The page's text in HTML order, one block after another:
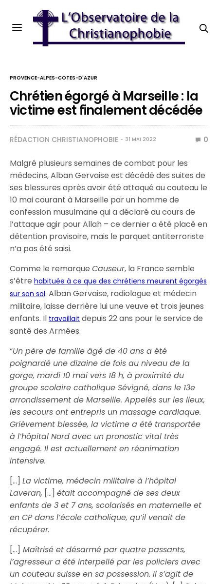
PROVENCE-ALPES-COTES-D'AZUR
Chrétien égorgé à Marseille : la
victime est finalement décédée
RÉDACTION CHRISTIANOPHOBIE 31 MAI 2022 0
Malgré plusieurs semaines de combat pour les
médecins, Alban Gervaise est décédé des suites de
ses blessures après avoir été attaqué au couteau le
10 mai courant à Marseille par un homme de
confession musulmane qui a déclaré au cours de
l’attaque agir pour Allah – ce dernier a été placé en
détention provisoire, mais le parquet antiterroriste
n’a pas été saisi.
Comme le remarqueCauseur, la France semble
s’êtrehabituée à ce que des chrétiens meurent égorgés
sur son sol. Alban Gervaise, radiologue et médecin
militaire, laisse derrière lui une veuve et trois jeunes
enfants. Il travaillait depuis 22 ans pour le service de
santé des Armées.
“Un père de famille âgé de 40 ans a été
poignardé une dizaine de fois au niveau de la
gorge, mardi 10 mai vers 18 h, à proximité du
groupe scolaire catholique Sévigné, dans le 13e
arrondissement de Marseille. Appelés sur les lieux,
les secours ont entrepris un massage cardiaque.
Grièvement blessée, la victime a été transportée
à l’hôpital Nord avec un pronostic vital très
engagé. Il est actuellement en réanimation
intensive.
[…]La victime, médecin militaire à l’hôpital
Laveran, […]était accompagné de ses deux
enfants de 3 et 7 ans, scolarisés en maternelle et
en CP dans l’école catholique, qu’il venait de
récupérer.
[…] Maîtrisé et désarmé par quatre passants,
l’agresseur a été interpellé par les policiers avec
un couteau suisse en sa possession. Il s’agit de